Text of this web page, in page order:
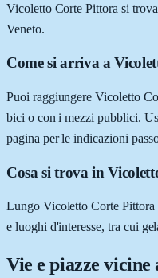
Vicoletto Corte Pittora si
Veneto.
Come si arriva a
Puoi raggiungere Vicoletto
bici o con i mezzi pubblici.
pagina per le indicazioni
Cosa si trova in
Lungo Vicoletto Corte Pittora
e luoghi d'interesse, tra cui
Vie e piazze vicine